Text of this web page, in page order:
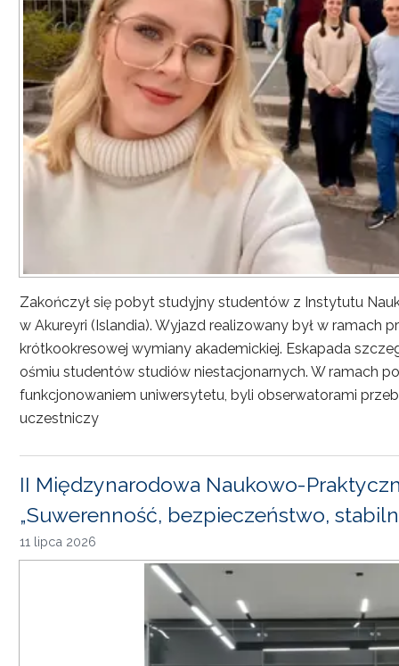
Zakończył się pobyt studyjny studentów z Instytutu
w Akureyri (Islandia). Wyjazd realizowany był w ramach
krótkookresowej wymiany akademickiej. Eskapada
ośmiu studentów studiów niestacjonarnych. W ramach
funkcjonowaniem uniwersytetu, byli obserwatorami
uczestniczy
II Międzynarodowa Naukowo-
„Suwerenność, bezpieczeństwo,
11 lipca 2026